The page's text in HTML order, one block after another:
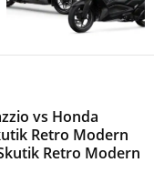
vs Honda
Retro Modern
Retro Modern